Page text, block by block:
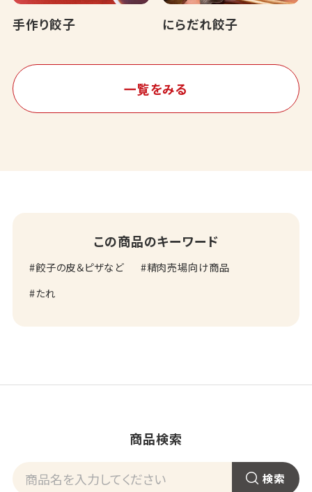
手作り餃子 にらだれ餃子
一覧をみる
この商品のキーワード
餃子の皮＆ピザなど
精肉売場向け商品
たれ
商品検索